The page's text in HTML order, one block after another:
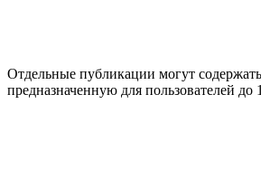
Отдельные публикации могут
предназначенную для пользователей до